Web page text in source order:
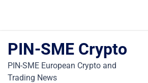
content
PIN-SME Crypto
PIN-SME European Crypto and
Trading News